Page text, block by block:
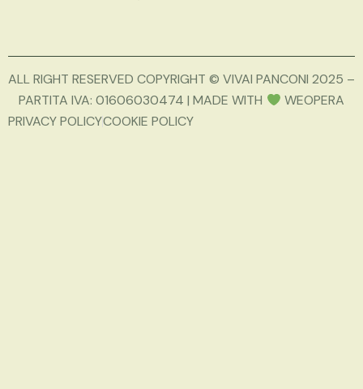
ALL RIGHT RESERVED COPYRIGHT © VIVAI PANCONI 2025 –
PARTITA IVA: 01606030474 | MADE WITH
WEOPERA
PRIVACY POLICYCOOKIE POLICY